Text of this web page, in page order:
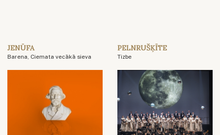
JENŪFA
Barena, Ciemata vecākā sieva
PELNRUŠĶĪTE
Tizbe